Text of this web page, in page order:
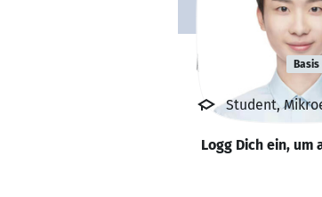
long lei Basis
Student,
Logg Dich ein, um